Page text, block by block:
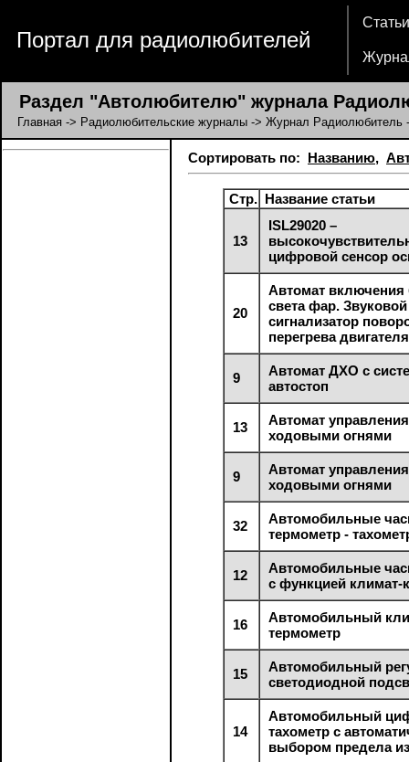
Портал для радиолюбителей
Статьи
Раздел "Автолюбителю" журнала
Главная -> Радиолюбительские журналы -> Журнал Радиолюбитель
Сортировать по: Названию,
Стр. Название статьи
13
ISL29020 –
цифровой сенсор
20
Автомат включения
света фар. Звуковой
сигнализатор
перегрева двигателя
9
Автомат ДХО с
автостоп
13
Автомат
ходовыми огнями
9
Автомат
ходовыми огнями
32
Автомобильные
термометр -
12
Автомобильные
с функцией климат-
16
Автомобильный
термометр
15
Автомобильный
светодиодной
14
Автомобильный
тахометр с
выбором предела